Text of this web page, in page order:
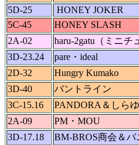
5D-25
HONEY JOKER
5C-45
HONEY SLASH
2A-02
haru-2gatu（ミニチ
3D-23.24
pare・ideal
2D-32
Hungry Kumako
3D-40
バントライン
3C-15.16
PANDORA＆しら
2A-09
PM・MOU
3D-17.18
BM-BROS商会＆バ